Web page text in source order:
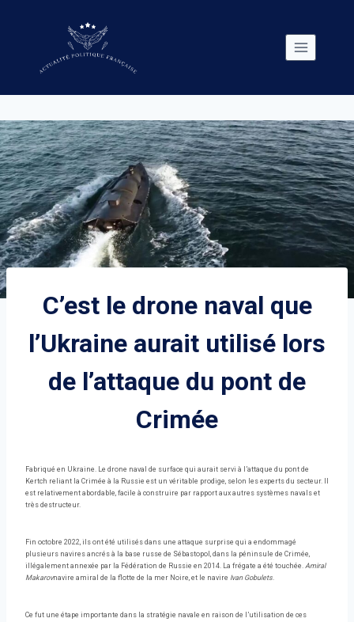
C’est le drone naval que
l’Ukraine aurait utilisé lors
de l’attaque du pont de
Crimée
Fabriqué en Ukraine. Le drone naval de surface qui aurait servi à l’attaque du pont de
Kertch reliant la Crimée à la Russie est un véritable prodige, selon les experts du secteur. Il
est relativement abordable, facile à construire par rapport aux autres systèmes navals et
très destructeur.
Fin octobre 2022, ils ont été utilisés dans une attaque surprise qui a endommagé
plusieurs navires ancrés à la base russe de Sébastopol, dans la péninsule de Crimée,
illégalement annexée par la Fédération de Russie en 2014. La frégate a été touchée. Amiral
Makarovnavire amiral de la flotte de la mer Noire, et le navire Ivan Gobulets.
Ce fut une étape importante dans la stratégie navale en raison de l’utilisation de ces